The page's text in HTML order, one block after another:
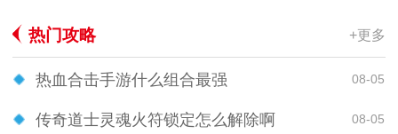
热门攻略 +更多
热血合击手游什么组合最强 08-05
传奇道士灵魂火符锁定怎么解除啊 08-05